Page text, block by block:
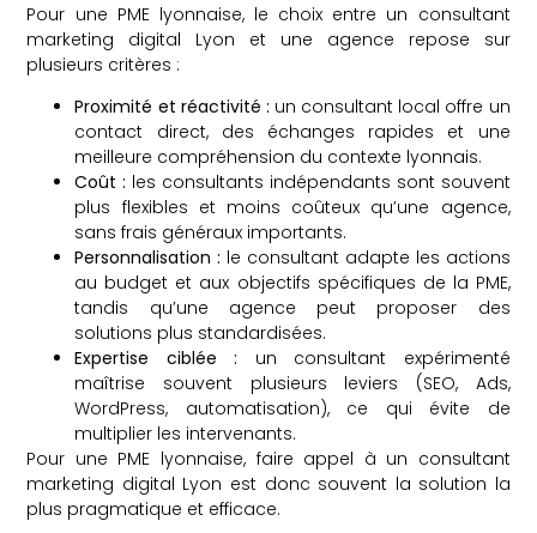
Pour une PME lyonnaise, le choix entre un consultant
marketing digital Lyon et une agence repose sur
plusieurs critères :
Proximité et réactivité : un consultant local offre un
contact direct, des échanges rapides et une
meilleure compréhension du contexte lyonnais.
Coût : les consultants indépendants sont souvent
plus flexibles et moins coûteux qu’une agence,
sans frais généraux importants.
Personnalisation : le consultant adapte les actions
au budget et aux objectifs spécifiques de la PME,
tandis qu’une agence peut proposer des
solutions plus standardisées.
Expertise ciblée : un consultant expérimenté
maîtrise souvent plusieurs leviers (SEO, Ads,
WordPress, automatisation), ce qui évite de
multiplier les intervenants.
Pour une PME lyonnaise, faire appel à un consultant
marketing digital Lyon est donc souvent la solution la
plus pragmatique et efficace.